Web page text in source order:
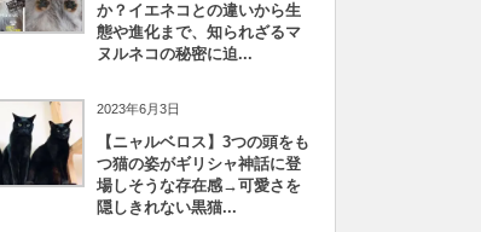
か？イエネコとの違いから生
態や進化まで、知られざるマ
ヌルネコの秘密に迫...
2023年6月3日
【ニャルベロス】3つの頭をも
つ猫の姿がギリシャ神話に登
場しそうな存在感→可愛さを
隠しきれない黒猫...